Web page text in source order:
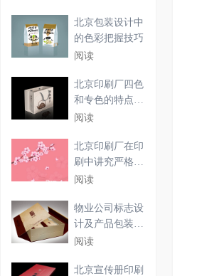
北京包装设计中
的色彩把握技巧
阅读
北京印刷厂四色
和专色的特点必
须具
阅读
北京印刷厂在印
刷中讲究严格的
工作
阅读
物业公司标志设
计及产品包装盒
设计
阅读
北京宣传册印刷